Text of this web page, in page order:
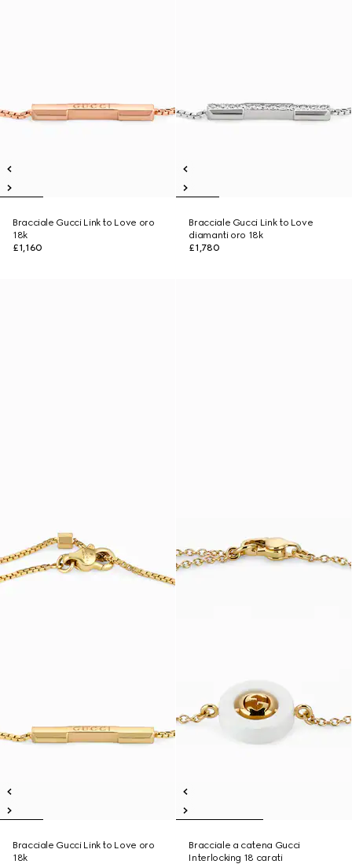
Bracciale Gucci Link to Love oro
18k
£1,160
Bracciale Gucci Link to Love
diamanti oro 18k
£1,780
Bracciale Gucci Link to Love oro
18k
Bracciale a catena Gucci
Interlocking 18 carati